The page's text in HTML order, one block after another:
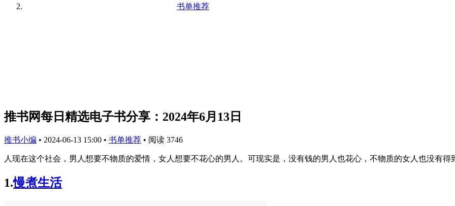
书单推荐
推书网每日精选电子书分享：2024年6月13日
推书小编 • 2024-06-13 15:00 • 书单推荐 • 阅读 3746
人现在这个社会，男人想要不物质的爱情，女人想要不花心的男人。可现实是，没有钱的男人也花心，不物质的女人也没有得
1.慢煮生活